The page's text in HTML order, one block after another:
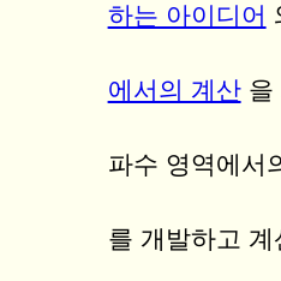
하는 아이디어
에서의 계산을
파수 영역에서
를 개발하고 계